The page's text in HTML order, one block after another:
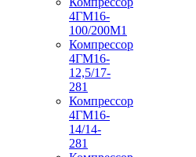
4ГМ16-
100/200М1
Компрессор
4ГМ16-
12,5/17-
281
Компрессор
4ГМ16-
14/14-
281